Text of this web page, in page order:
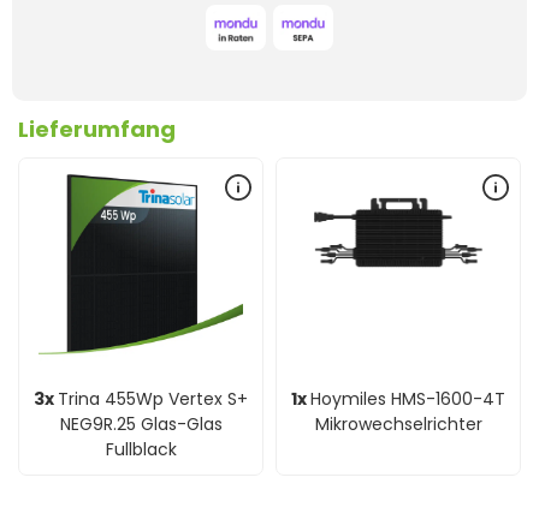
Lieferumfang
3x Trina 455Wp Vertex S+
NEG9R.25 Glas-Glas
Fullblack
1xHoymiles HMS-1600-4T
Mikrowechselrichter